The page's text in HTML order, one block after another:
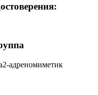
адреномиметик